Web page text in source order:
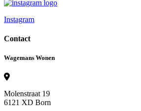
Instagram
Contact
Wagemans Wonen
Molenstraat 19
6121 XD Born